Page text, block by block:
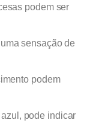
podem ser
sensação de
podem
pode indicar